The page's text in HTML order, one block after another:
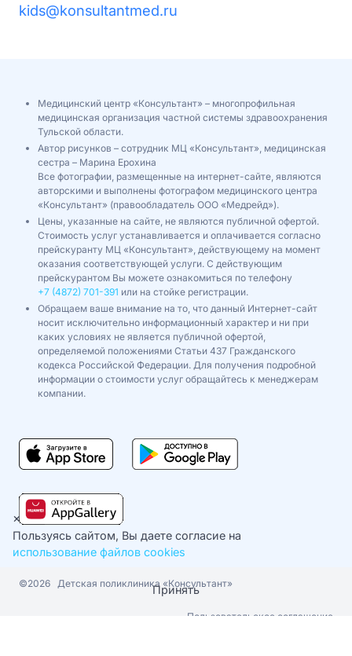
kids@konsultantmed.ru
Медицинский центр «Консультант» – многопрофильная
медицинская организация частной системы здравоохранения
Тульской области.
Автор рисунков – сотрудник МЦ «Консультант», медицинская
сестра – Марина Ерохина
Все фотографии, размещенные на интернет-сайте, являются
авторскими и выполнены фотографом медицинского центра
«Консультант» (правообладатель ООО «Медрейд»).
Цены, указанные на сайте, не являются публичной офертой.
Стоимость услуг устанавливается и оплачивается согласно
прейскуранту МЦ «Консультант», действующему на момент
оказания соответствующей услуги. С действующим
прейскурантом Вы можете ознакомиться по телефону
+7 (4872) 701-391 или на стойке регистрации.
Обращаем ваше внимание на то, что данный Интернет-сайт
носит исключительно информационный характер и ни при
каких условиях не является публичной офертой,
определяемой положениями Статьи 437 Гражданского
кодекса Российской Федерации. Для получения подробной
информации о стоимости услуг обращайтесь к менеджерам
компании.
©2026 Детская поликлиника «Консультант»
Пользовательское соглашение
×
Пользуясь сайтом, Вы даете согласие на
использование файлов cookies
Принять